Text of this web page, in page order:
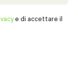
e di accettare il